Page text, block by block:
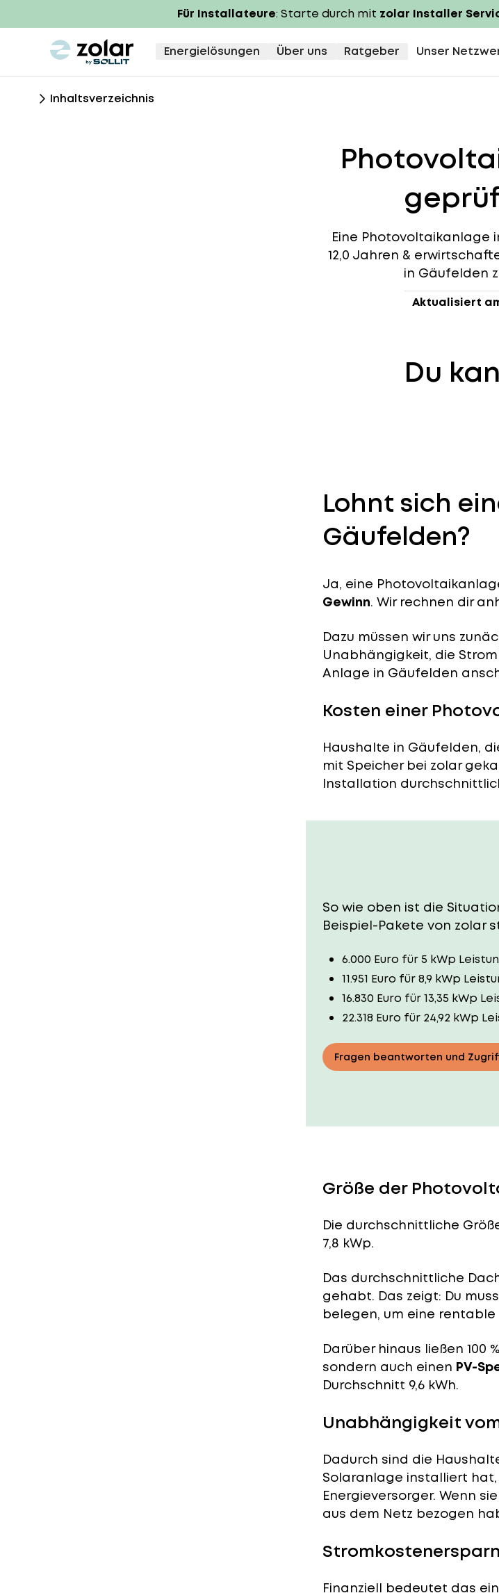
Für Installateure: Starte durch mit zolar Installer
zolar logo Energielösungen Über uns Ratgeber Unser
Inhaltsverzeichnis
Eine Photovoltaikanlage
12,0 Jahren &
in Gäufelden
Aktualisiert
Du
Lohnt sich
Gäufelden?
Ja, eine
Gewinn. Wir rechnen dir
Dazu müssen wir uns
Unabhängigkeit, die
Anlage in Gäufelden
Kosten einer
Haushalte in Gäufelden,
mit Speicher bei zolar
Installation durchschnittlich
So wie oben ist die
Beispiel-Pakete von zolar
6.000 Euro für 5 kWp
11.951 Euro für 8,9 kWp
16.830 Euro für 13,35 kWp
22.318 Euro für 24,92 kWp
Fragen beantworten und
Größe der
Die durchschnittliche
7,8 kWp.
Das durchschnittliche
gehabt. Das zeigt: Du
belegen, um eine
Darüber hinaus ließen 100
sondern auch einen PV-
Durchschnitt 9,6 kWh.
Unabhängigkeit
Dadurch sind die
Solaranlage installiert
Energieversorger. Wenn
aus dem Netz bezogen
Finanziell bedeutet das